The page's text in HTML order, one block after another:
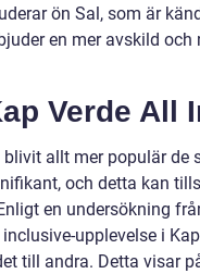
ön Sal, som är
en mer avskild
Verde All
allt mer populär de
och detta kan
en undersökning
upplevelse i
till andra. Detta visar